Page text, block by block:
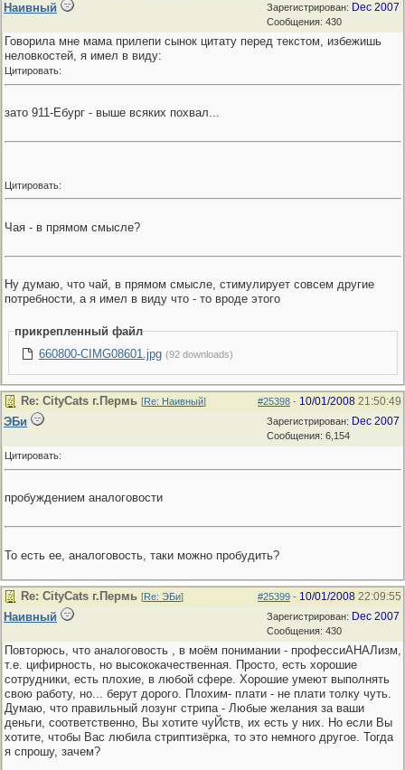
Зарегистрирован: Dec 2007
Сообщения: 430
Наивный
Говорила мне мама прилепи сынок цитату перед текстом, избежишь
неловкостей, я имел в виду:
Цитировать:
зато 911-Ебург - выше всяких похвал...
Цитировать:
Чая - в прямом смысле?
Ну думаю, что чай, в прямом смысле, стимулирует совсем другие
потребности, а я имел в виду что - то вроде этого
прикрепленный файл
660800-CIMG08601.jpg (92 downloads)
#25398 - 10/01/2008 21:50:49
Re: CityCats г.Пермь [Re: Наивный]
Зарегистрирован: Dec 2007
Сообщения: 6,154
ЭБи
Цитировать:
пробуждением аналоговости
То есть ее, аналоговость, таки можно пробудить?
#25399 - 10/01/2008 22:09:55
Re: CityCats г.Пермь [Re: ЭБи]
Зарегистрирован: Dec 2007
Сообщения: 430
Наивный
Повторюсь, что аналоговость , в моём понимании - профессиАНАЛизм,
т.е. цифирность, но высококачественная. Просто, есть хорошие
сотрудники, есть плохие, в любой сфере. Хорошие умеют выполнять
свою работу, но... берут дорого. Плохим- плати - не плати толку чуть.
Думаю, что правильный лозунг стрипа - Любые желания за ваши
деньги, соответственно, Вы хотите чуЙств, их есть у них. Но если Вы
хотите, чтобы Вас любила стриптизёрка, то это немного другое. Тогда
я спрошу, зачем?